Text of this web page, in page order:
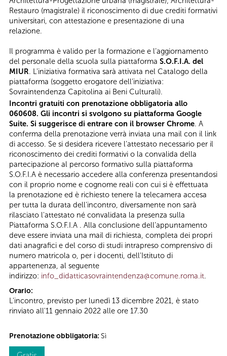
Restauro (magistrale) il riconoscimento di due crediti formativi
universitari, con attestazione e presentazione di una
relazione.
Il programma è valido per la formazione e l’aggiornamento
del personale della scuola sulla piattaforma S.O.F.I.A. del
MIUR. L'iniziativa formativa sarà attivata nel Catalogo della
piattaforma (soggetto erogatore dell’iniziativa:
Sovraintendenza Capitolina ai Beni Culturali).
Incontri gratuiti con prenotazione obbligatoria allo
060608. Gli incontri si svolgono su piattaforma Google
Suite. Si suggerisce di entrare con il browser Chrome. A
conferma della prenotazione verrà inviata una mail con il link
di accesso. Se si desidera ricevere l’attestato necessario per il
riconoscimento dei crediti formativi o la convalida della
partecipazione al percorso formativo sulla piattaforma
S.O.F.I.A è necessario accedere alla conferenza presentandosi
con il proprio nome e cognome reali con cui si è effettuata
la prenotazione ed è richiesto tenere la telecamera accesa
per tutta la durata dell'incontro, diversamente non sarà
rilasciato l'attestato né convalidata la presenza sulla
Piattaforma S.O.F.I.A . Alla conclusione dell’appuntamento
deve essere inviata una mail di richiesta, completa dei propri
dati anagrafici e del corso di studi intrapreso comprensivo di
numero matricola o, per i docenti, dell'Istituto di
appartenenza, al seguente
indirizzo: info_didatticasovraintendenza@comune.roma.it.
Orario:
L'incontro, previsto per lunedì 13 dicembre 2021, è stato
rinviato all'11 gennaio 2022 alle ore 17.30
Prenotazione obbligatoria: Sì